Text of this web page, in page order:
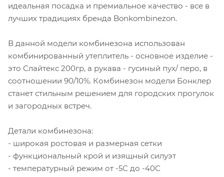
идеальная посадка и премиальное качество - все в
лучших традициях бренда Bonkombinezon.
В данной модели комбинезона использован
комбинированный утеплитель - основное изделие -
это Слайтекс 200гр, а рукава - гусиный пух/ перо, в
соотношении 90/10%. Комбинезон модели Бонклер
станет стильным решением для городских прогулок
и загородных встреч.
Детали комбинезона:
- широкая ростовая и размерная сетки
- функциональный крой и изящный силуэт
- температурный режим от -5С до -40С